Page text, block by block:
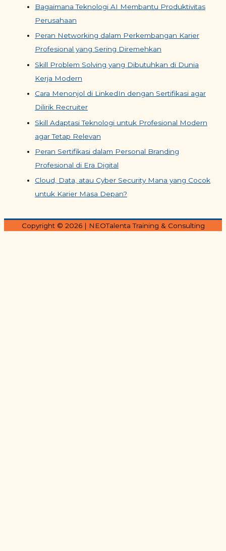
Bagaimana Teknologi AI Membantu Produktivitas
Perusahaan
Peran Networking dalam Perkembangan Karier
Profesional yang Sering Diremehkan
Skill Problem Solving yang Dibutuhkan di Dunia
Kerja Modern
Cara Menonjol di LinkedIn dengan Sertifikasi agar
Dilirik Recruiter
Skill Adaptasi Teknologi untuk Profesional Modern
agar Tetap Relevan
Peran Sertifikasi dalam Personal Branding
Profesional di Era Digital
Cloud, Data, atau Cyber Security Mana yang Cocok
untuk Karier Masa Depan?
Copyright © 2026 | NEOTalenta Training & Consulting